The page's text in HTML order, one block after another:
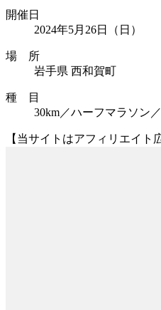
開催日
2024年5月26日
（日）
場 所
岩手県 西和賀町
種 目
30km／ハーフマラソン
【当サイトはアフィリエイト